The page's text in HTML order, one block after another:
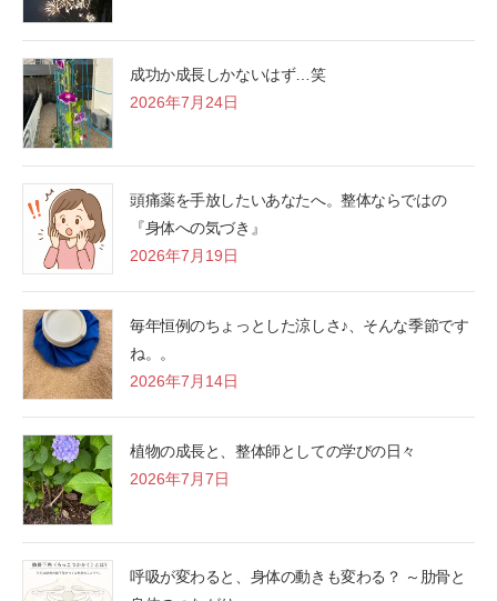
成功か成長しかないはず…笑
2026年7月24日
頭痛薬を手放したいあなたへ。整体ならではの
『身体への気づき』
2026年7月19日
毎年恒例のちょっとした涼しさ♪、そんな季節です
ね。。
2026年7月14日
植物の成長と、整体師としての学びの日々
2026年7月7日
呼吸が変わると、身体の動きも変わる？ ～肋骨と